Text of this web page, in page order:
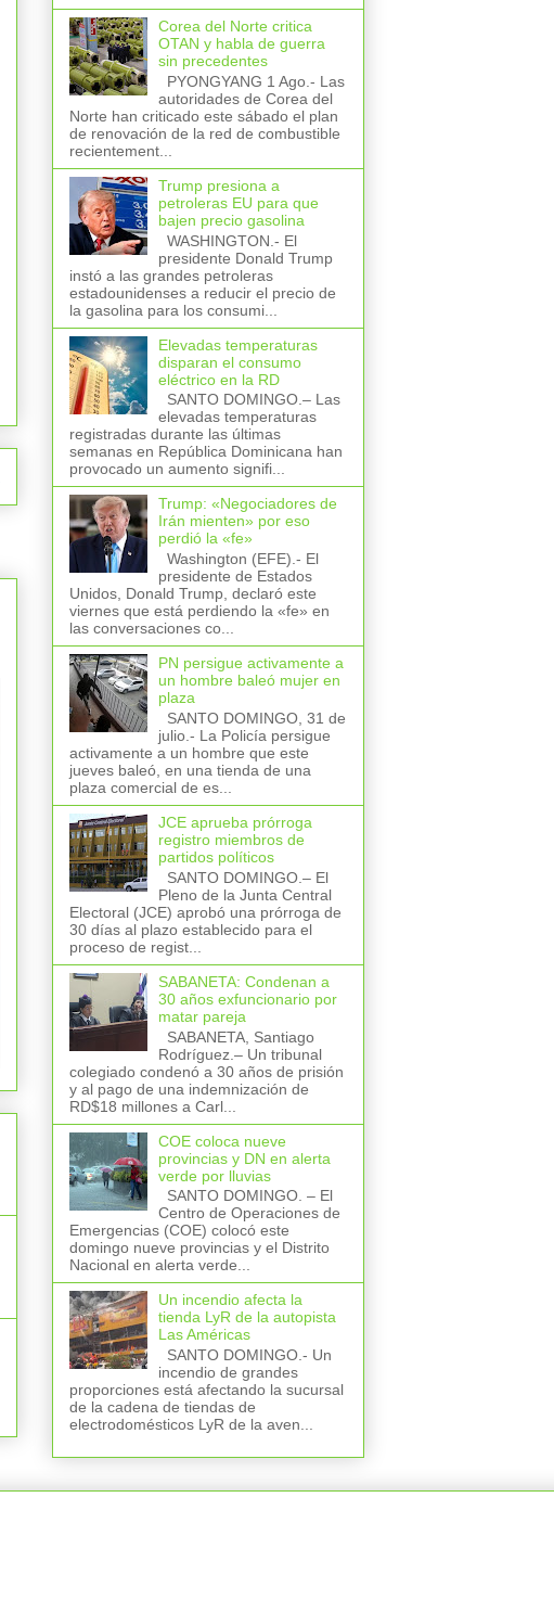
Corea del Norte critica
OTAN y habla de guerra
sin precedentes
PYONGYANG 1 Ago.- Las
autoridades de Corea del
Norte han criticado este sábado el plan
de renovación de la red de combustible
recientement...
Trump presiona a
petroleras EU para que
bajen precio gasolina
WASHINGTON.- El
presidente Donald Trump
instó a las grandes petroleras
estadounidenses a reducir el precio de
la gasolina para los consumi...
Elevadas temperaturas
disparan el consumo
eléctrico en la RD
SANTO DOMINGO.– Las
elevadas temperaturas
registradas durante las últimas
semanas en República Dominicana han
provocado un aumento signifi...
Trump: «Negociadores de
Irán mienten» por eso
perdió la «fe»
Washington (EFE).- El
presidente de Estados
Unidos, Donald Trump, declaró este
viernes que está perdiendo la «fe» en
las conversaciones co...
PN persigue activamente a
un hombre baleó mujer en
plaza
SANTO DOMINGO, 31 de
julio.- La Policía persigue
activamente a un hombre que este
jueves baleó, en una tienda de una
plaza comercial de es...
JCE aprueba prórroga
registro miembros de
partidos políticos
SANTO DOMINGO.– El
Pleno de la Junta Central
Electoral (JCE) aprobó una prórroga de
30 días al plazo establecido para el
proceso de regist...
SABANETA: Condenan a
30 años exfuncionario por
matar pareja
SABANETA, Santiago
Rodríguez.– Un tribunal
colegiado condenó a 30 años de prisión
y al pago de una indemnización de
RD$18 millones a Carl...
COE coloca nueve
provincias y DN en alerta
verde por lluvias
SANTO DOMINGO. – El
Centro de Operaciones de
Emergencias (COE) colocó este
domingo nueve provincias y el Distrito
Nacional en alerta verde...
Un incendio afecta la
tienda LyR de la autopista
Las Américas
SANTO DOMINGO.- Un
incendio de grandes
proporciones está afectando la sucursal
de la cadena de tiendas de
electrodomésticos LyR de la aven...